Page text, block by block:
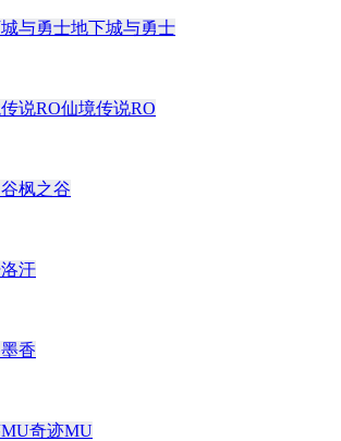
地下城与勇士
仙境传说RO
枫之谷
洛汗
墨香
奇迹MU